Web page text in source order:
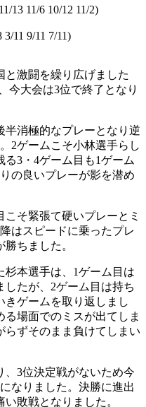
13 11/6 10/12 11/2)
11 9/11 7/11)
と激闘を繰り広げました
今大会は3位で終了となり
半消極的なプレーとなり逆
2ゲームこそ小林選手らし
3・4ゲーム目も1ゲーム
の良いプレーが影を潜め
そ緊張て硬いプレーとミ
はスピードに乗ったプレ
ちました。
杉本選手は、1ゲーム目は
たが、2ゲーム目は持ち
きゲームを取り返しまし
場面でのミスが出てしま
らずそのまま負けてしまい
、3位決定戦がないため今
なりました。決勝に進出
敗戦となりました。